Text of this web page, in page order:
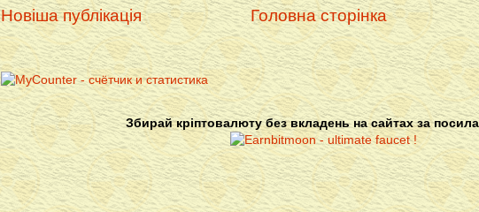
Новіша публікація Головна сторінка
Збирай кріптовалюту без вкладень на сайтах за